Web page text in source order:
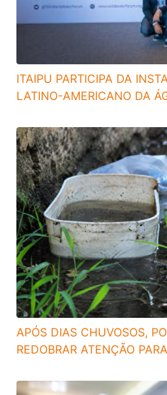
ITAIPU PARTICIPA DA
LATINO-AMERICANO DA
APÓS DIAS CHUVOSOS,
REDOBRAR ATENÇÃO